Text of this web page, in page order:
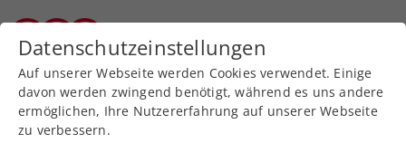
Zurück zur Newsübersicht
ATP
Datenschutzeinstellungen
Auf unserer Webseite werden Cookies verwendet. Einige
davon werden zwingend benötigt, während es uns andere
ermöglichen, Ihre Nutzererfahrung auf unserer Webseite
zu verbessern.